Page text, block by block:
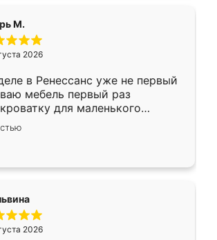
М.
2026
в Ренессанс уже не первый
мебель первый раз
для маленького
его рождении ,во второй раз
купе. По качеству очень
достаточно быстрая,
же он более разнообразный.
,если что-то потребуется из
заказывать только здесь.
2026